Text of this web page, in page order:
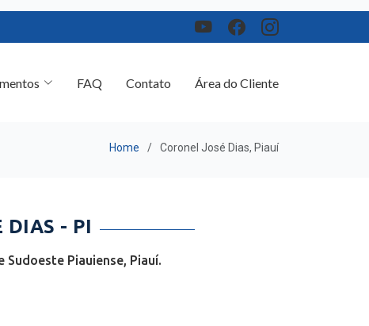
Home Coronel José Dias, Piauí
DIAS - PI
Piauiense, Piauí.